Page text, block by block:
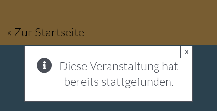
springen
« Zur Startseite
Diese Veranstaltung hat
bereits stattgefunden.
×